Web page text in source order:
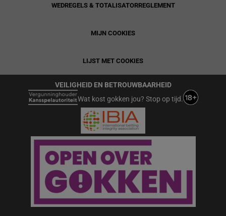
WEDREGELS & TOTALISATORREGLEMENT
MIJN COOKIES
LIJST MET COOKIES
VEILIGHEID EN BETROUWBAARHEID
Wat kost gokken jou? Stop op tijd.